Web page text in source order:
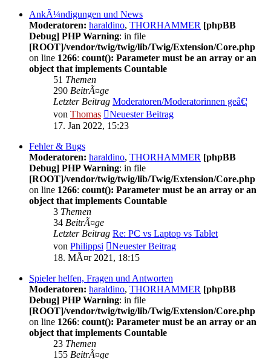
AnkÃ¼ndigungen und News
Moderatoren: haraldino, THORHAMMER [phpBB
Debug] PHP Warning: in file
[ROOT]/vendor/twig/twig/lib/Twig/Extension/Core.php
on line 1266: count(): Parameter must be an array or an
object that implements Countable
51 Themen
290 BeitrÃ¤ge
Letzter Beitrag Moderatoren/Moderatorinnen geâ€¦
von Thomas
Neuester Beitrag
17. Jan 2022, 15:23
Fehler & Bugs
Moderatoren: haraldino, THORHAMMER [phpBB
Debug] PHP Warning: in file
[ROOT]/vendor/twig/twig/lib/Twig/Extension/Core.php
on line 1266: count(): Parameter must be an array or an
object that implements Countable
3 Themen
34 BeitrÃ¤ge
Letzter Beitrag Re: PC vs Laptop vs Tablet
von Philippsi
Neuester Beitrag
18. MÃ¤r 2021, 18:15
Spieler helfen, Fragen und Antworten
Moderatoren: haraldino, THORHAMMER [phpBB
Debug] PHP Warning: in file
[ROOT]/vendor/twig/twig/lib/Twig/Extension/Core.php
on line 1266: count(): Parameter must be an array or an
object that implements Countable
23 Themen
155 BeitrÃ¤ge